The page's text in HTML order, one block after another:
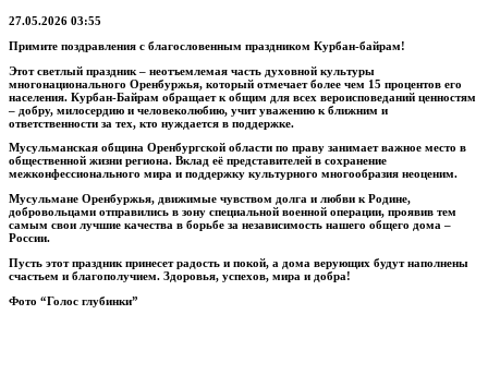
27.05.2026 03:55
Примите поздравления с благословенным праздником Курбан-байрам!
Этот светлый праздник – неотъемлемая часть духовной культуры
многонационального Оренбуржья, который отмечает более чем 15 процентов его
населения. Курбан-Байрам обращает к общим для всех вероисповеданий ценностям
– добру, милосердию и человеколюбию, учит уважению к ближним и
ответственности за тех, кто нуждается в поддержке.
Мусульманская община Оренбургской области по праву занимает важное место в
общественной жизни региона. Вклад её представителей в сохранение
межконфессионального мира и поддержку культурного многообразия неоценим.
Мусульмане Оренбуржья, движимые чувством долга и любви к Родине,
добровольцами отправились в зону специальной военной операции, проявив тем
самым свои лучшие качества в борьбе за независимость нашего общего дома –
России.
Пусть этот праздник принесет радость и покой, а дома верующих будут наполнены
счастьем и благополучием. Здоровья, успехов, мира и добра!
Фото “Голос глубинки”